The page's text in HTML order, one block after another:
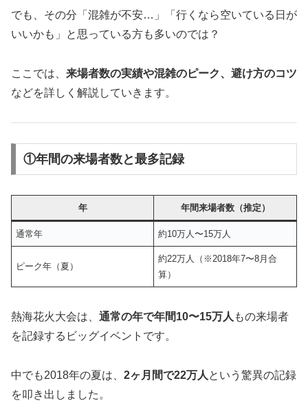
でも、その分「混雑が不安…」「行くなら空いている日が
いいかも」と思っている方も多いのでは？
ここでは、 来場者数の実績や混雑のピーク、避け方のコツ
などを詳しく解説していきます。
①年間の来場者数と最多記録
年 年間来場者数（推定）
通常年 約10万人〜15万人
ピーク年（夏）
約22万人（※2018年7〜8月合
算）
熱海花火大会は、 通常の年で年間10〜15万人 もの来場者
を記録するビッグイベントです。
中でも2018年の夏は、 2ヶ月間で22万人 という驚異の記録
を叩き出しました。